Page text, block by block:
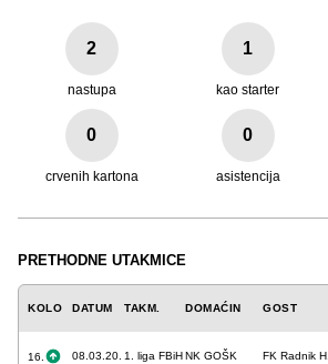
2
nastupa
1
kao starter
0
crvenih kartona
0
asistencija
PRETHODNE UTAKMICE
KOLO DATUM TAKM. DOMAĆIN GOST
16. 08.03.20. 1. liga FBiHNK GOŠK FK Radnik H.